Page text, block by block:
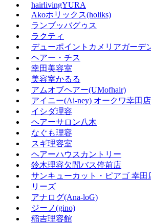
hairlivingYURA
Akoホリックス(holiks)
ランブッバグゥス
ラクティ
デューポイントカメリアガーデ
ヘアー・チス
幸田美容室
美容室かるる
アムオブヘアー(UMofhair)
アイニー(Ai‐ney) オークワ幸田店
イシダ理容
ヘアーサロン八木
なぐも理容
スギ理容室
ヘアーハウスカントリー
鈴木理容欠間バス停前店
サンキューカット・ピアゴ 幸田
リーズ
アナログ(Ana‐loG)
ジーノ(gino)
稲吉理容館